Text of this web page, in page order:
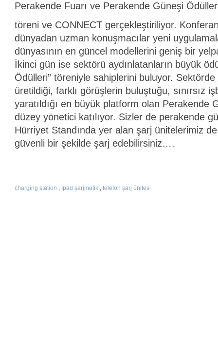
Perakende Fuarı ve Perakende Güneşi
töreni ve CONNECT gerçekleştiriliyor.
dünyadan uzman konuşmacılar yeni
dünyasının en güncel modellerini geniş bir
İkinci gün ise sektörü aydınlatanların büyük
Ödülleri” töreniyle sahiplerini buluyor. Sektörde
üretildiği, farklı görüşlerin buluştuğu, sınırsız
yaratıldığı en büyük platform olan Perakende
düzey yönetici katılıyor. Sizler de perakende
Hürriyet Standında yer alan şarj ünitelerimiz
güvenli bir şekilde şarj edebilirsiniz….
charging station , Ipad şarjmatik , telefon şarj ünitesi